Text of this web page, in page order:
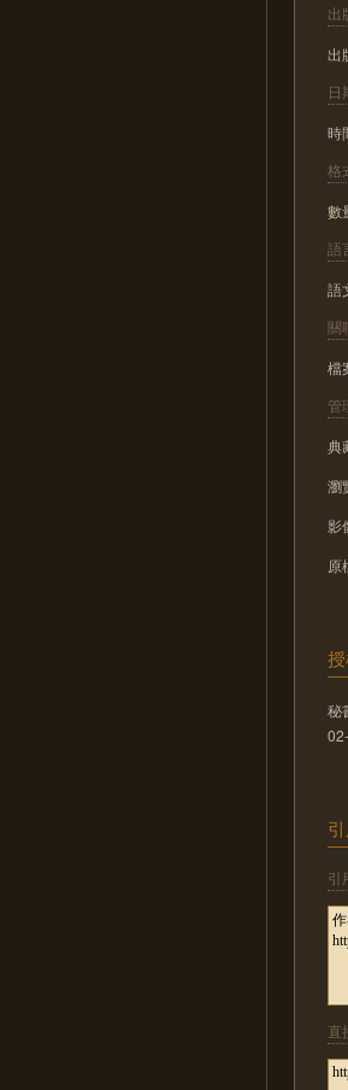
出
出
日
時
格
數
語
語
關
檔
管
典
瀏
影
原
秘
引
直